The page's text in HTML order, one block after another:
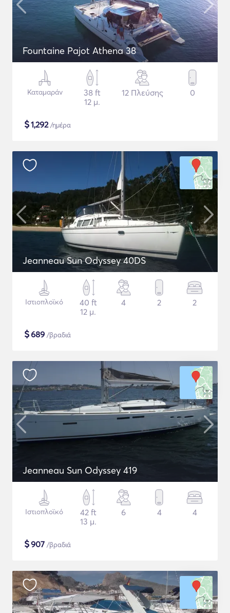
Fountaine Pajot Athena 38
Καταμαράν
38 ft
12 μ.
12 Πλεύσης 0
$1,292/ημέρα
Jeanneau Sun Odyssey 40DS
Ιστιοπλοϊκό
40 ft
12 μ.
4 2 2
$689 /βραδιά
Jeanneau Sun Odyssey 419
Ιστιοπλοϊκό
42 ft
13 μ.
6 4 4
$907 /βραδιά